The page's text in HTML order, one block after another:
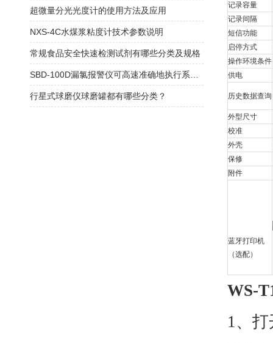
记录容量
记录间隔
短信功能
启停方式
操作环境条件
供电
历史数据查询
外型尺寸
校准
外壳
保修
附件
蓝牙打印机
（选配）
WS-
1、
超微量分光光度计的使用方法及应用
NXS-4C水煤浆粘度计技术参数说明
常规食品安全快速检测试剂有哪些分类及规格
行星式球磨仪球磨罐都有哪些分类？